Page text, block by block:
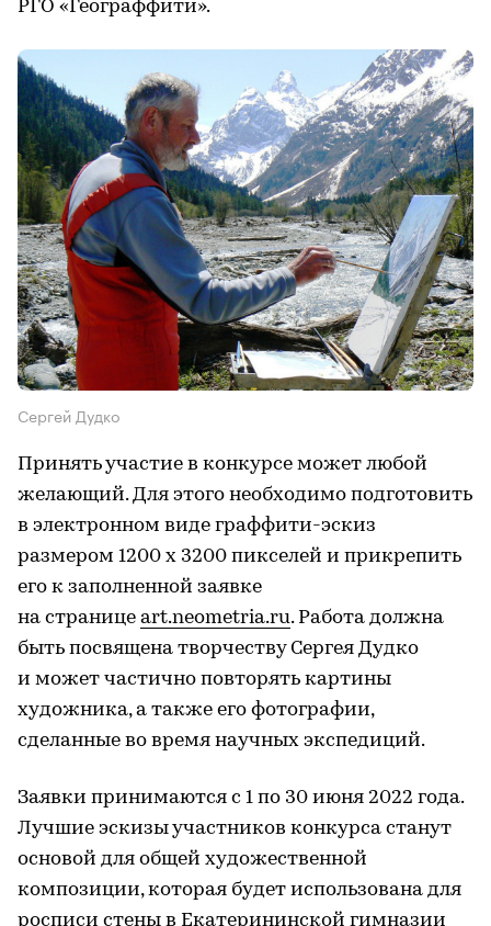
РГО «Географфити».
Сергей Дудко
Принять участие в конкурсе может любой
желающий. Для этого необходимо подготовить
в электронном виде граффити-эскиз
размером 1200 х 3200 пикселей и прикрепить
его к заполненной заявке
на странице art.neometria.ru. Работа должна
быть посвящена творчеству Сергея Дудко
и может частично повторять картины
художника, а также его фотографии,
сделанные во время научных экспедиций.
Заявки принимаются с 1 по 30 июня 2022 года.
Лучшие эскизы участников конкурса станут
основой для общей художественной
композиции, которая будет использована для
росписи стены в Екатерининской гимназии